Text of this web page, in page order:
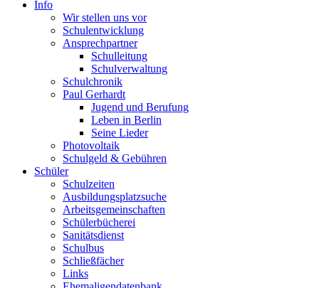
Info
Wir stellen uns vor
Schulentwicklung
Ansprechpartner
Schulleitung
Schulverwaltung
Schulchronik
Paul Gerhardt
Jugend und Berufung
Leben in Berlin
Seine Lieder
Photovoltaik
Schulgeld & Gebühren
Schüler
Schulzeiten
Ausbildungsplatzsuche
Arbeitsgemeinschaften
Schülerbücherei
Sanitätsdienst
Schulbus
Schließfächer
Links